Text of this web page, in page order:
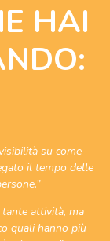
HAI
su come
il tempo delle
tante attività, ma
quali hanno più